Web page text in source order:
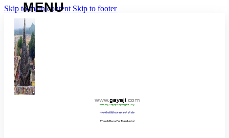
Skip to main content Skip to footer
www.gayaji.com
Making Gayaji City Digital City.
“गयाजी को डिजिटल शहर बनाने की ओर”
(Touch Here For Main Links)